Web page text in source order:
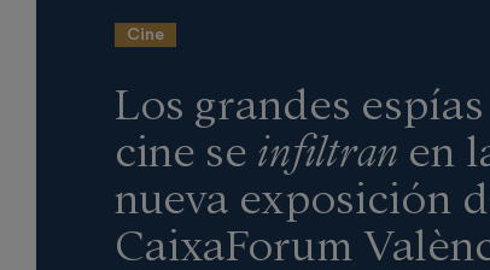
Cine
Los grandes
cine se infiltranen
nueva exposición
CaixaForum